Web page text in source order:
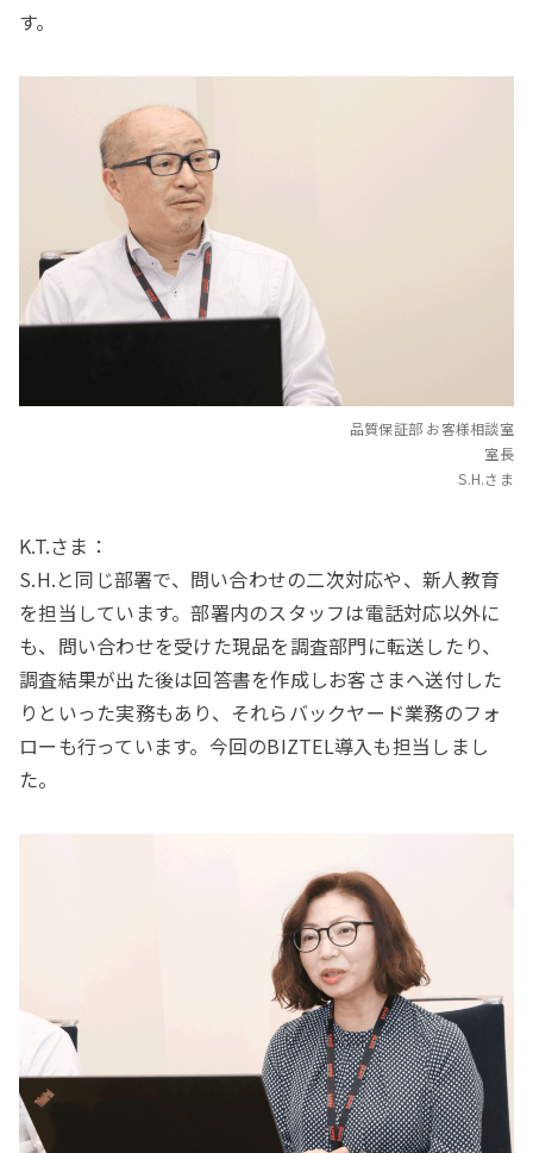
す。
品質保証部 お客様相談室
室長
S.H.さま
K.T.さま：
S.H.と同じ部署で、問い合わせの二次対応や、新人教育
を担当しています。部署内のスタッフは電話対応以外に
も、問い合わせを受けた現品を調査部門に転送したり、
調査結果が出た後は回答書を作成しお客さまへ送付した
りといった実務もあり、それらバックヤード業務のフォ
ローも行っています。今回のBIZTEL導入も担当しまし
た。